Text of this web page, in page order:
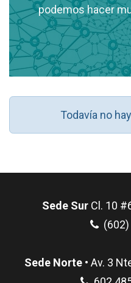
podemos hacer
Todavía no
Sede Sur Cl. 10
Sede Norte • Av. 3